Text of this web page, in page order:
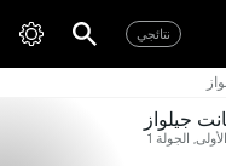
نتائجي
جيلواز
الجولة 1